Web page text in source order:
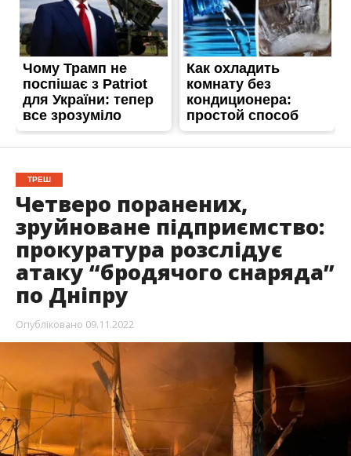
ТРЕШ
Четверо поранених,
зруйноване підприємство:
прокуратура розслідує
атаку “бродячого снаряда”
по Дніпру
Опубліковано 09.11.2022